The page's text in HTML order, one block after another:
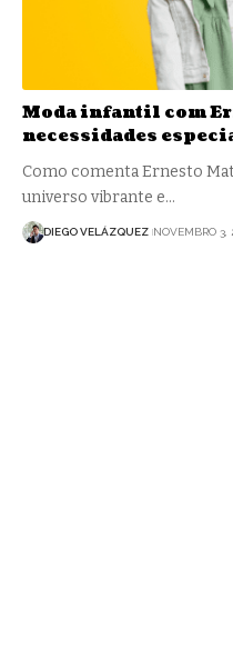
Moda infantil com
necessidades
Como comenta Ernesto
universo vibrante e…
DIEGO VELÁZQUEZ NOVEMBRO 3,